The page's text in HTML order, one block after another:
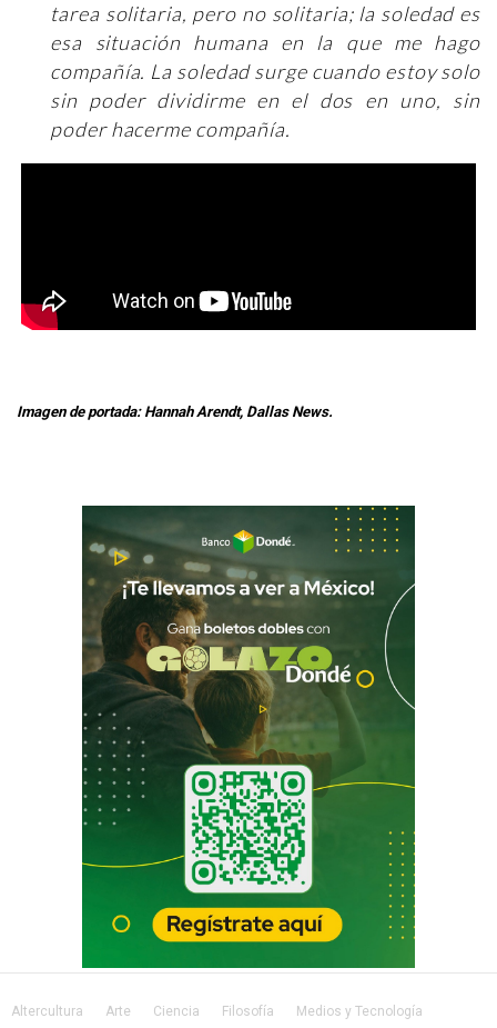
tarea solitaria, pero no solitaria; la soledad es
esa situación humana en la que me hago
compañía. La soledad surge cuando estoy solo
sin poder dividirme en el dos en uno, sin
poder hacerme compañía.
Imagen de portada: Hannah Arendt, Dallas News.
Altercultura Arte Ciencia Filosofía Medios y Tecnología